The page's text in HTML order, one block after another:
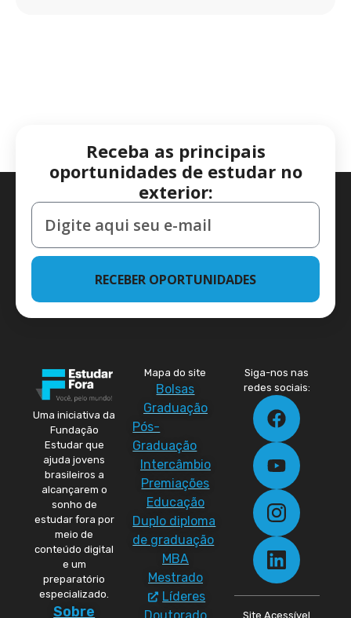
Receba as principais
oportunidades de estudar no
exterior:
RECEBER OPORTUNIDADES
Uma iniciativa da
Fundação
Estudar que
ajuda jovens
brasileiros a
alcançarem o
sonho de
estudar fora por
meio de
conteúdo digital
e um
preparatório
especializado.
Sobre
Mapa do site
Bolsas
Graduação
Pós-
Graduação
Intercâmbio
Premiações
Educação
Duplo diploma
de graduação
MBA
Mestrado
Líderes
Siga-nos nas
redes sociais:
Site Acessível